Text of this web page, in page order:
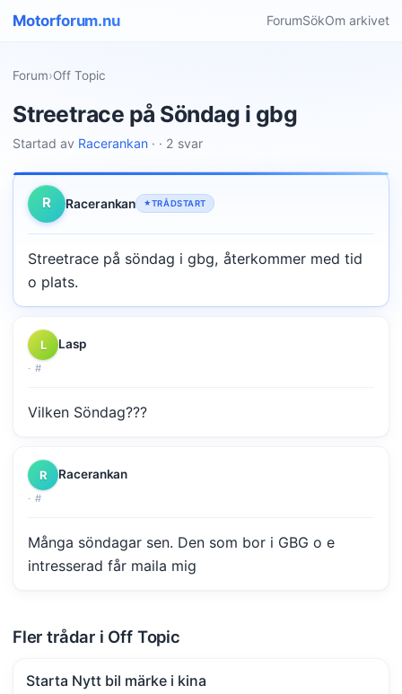
Motorforum.nu ForumSökOm arkivet
Forum›Off Topic
Streetrace på Söndag i gbg
Startad av Racerankan · · 2 svar
R Racerankan TRÅDSTART
Streetrace på söndag i gbg, återkommer med tid
o plats.
L Lasp
· #
Vilken Söndag???
R Racerankan
· #
Många söndagar sen. Den som bor i GBG o e
intresserad får maila mig
Fler trådar i Off Topic
Starta Nytt bil märke i kina